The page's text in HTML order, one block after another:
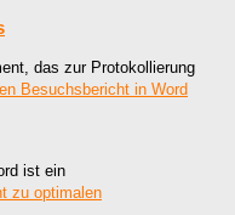
das zur Protokollierung
ist ein